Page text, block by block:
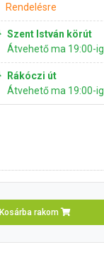
Rendelésre
Szent István körút
Átvehető ma 19:00-ig
Rákóczi út
Átvehető ma 19:00-ig
Kosárba rakom